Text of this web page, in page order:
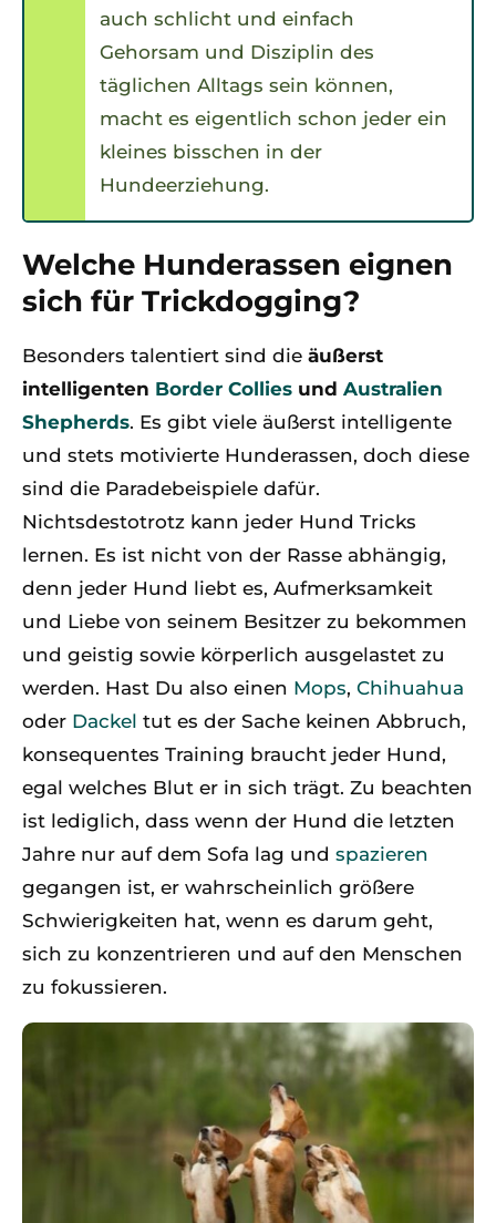
auch schlicht und einfach
Gehorsam und Disziplin des
täglichen Alltags sein können,
macht es eigentlich schon jeder ein
kleines bisschen in der
Hundeerziehung.
Welche Hunderassen eignen
sich für Trickdogging?
Besonders talentiert sind die äußerst
intelligenten Border Collies und Australien
Shepherds. Es gibt viele äußerst intelligente
und stets motivierte Hunderassen, doch diese
sind die Paradebeispiele dafür.
Nichtsdestotrotz kann jeder Hund Tricks
lernen. Es ist nicht von der Rasse abhängig,
denn jeder Hund liebt es, Aufmerksamkeit
und Liebe von seinem Besitzer zu bekommen
und geistig sowie körperlich ausgelastet zu
werden. Hast Du also einen Mops, Chihuahua
oder Dackel tut es der Sache keinen Abbruch,
konsequentes Training braucht jeder Hund,
egal welches Blut er in sich trägt. Zu beachten
ist lediglich, dass wenn der Hund die letzten
Jahre nur auf dem Sofa lag und spazieren
gegangen ist, er wahrscheinlich größere
Schwierigkeiten hat, wenn es darum geht,
sich zu konzentrieren und auf den Menschen
zu fokussieren.